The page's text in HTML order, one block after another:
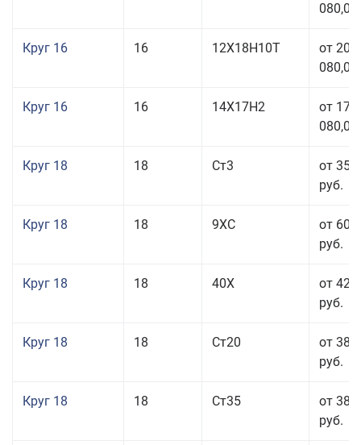
080,00
Круг 16 16 12Х18Н10Т
от 209
080,00
Круг 16 16 14Х17Н2
от 175
080,00
Круг 18 18 Ст3
от 35
руб.
Круг 18 18 9ХС
от 60
руб.
Круг 18 18 40Х
от 42
руб.
Круг 18 18 Ст20
от 38
руб.
Круг 18 18 Ст35
от 38
руб.